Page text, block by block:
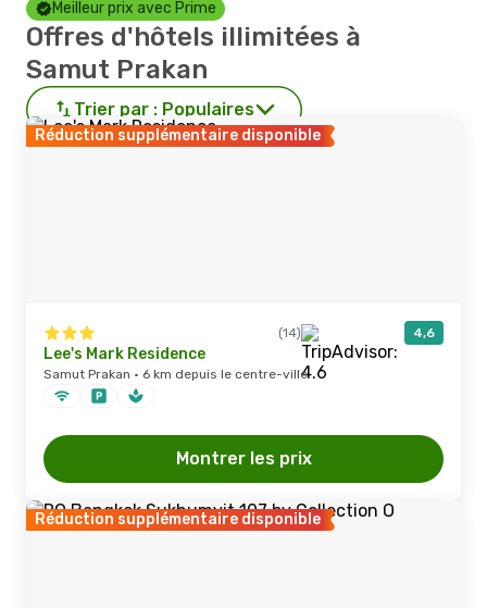
Meilleur prix avec Prime
Offres d'hôtels illimitées à
Samut Prakan
Trier par : Populaires
Réduction supplémentaire disponible
(14) 4,6
Lee's Mark Residence
Samut Prakan · 6 km depuis le centre-ville
Montrer les prix
Réduction supplémentaire disponible